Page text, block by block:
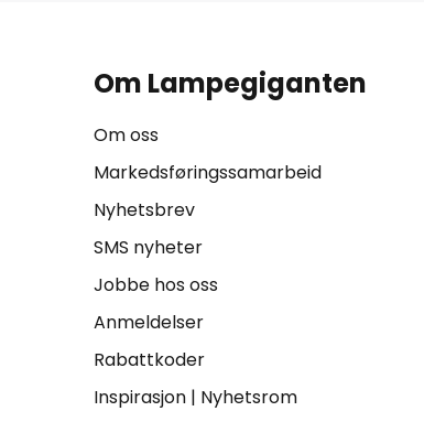
Om Lampegiganten
Om oss
Markedsføringssamarbeid
Nyhetsbrev
SMS nyheter
Jobbe hos oss
Anmeldelser
Rabattkoder
Inspirasjon| Nyhetsrom